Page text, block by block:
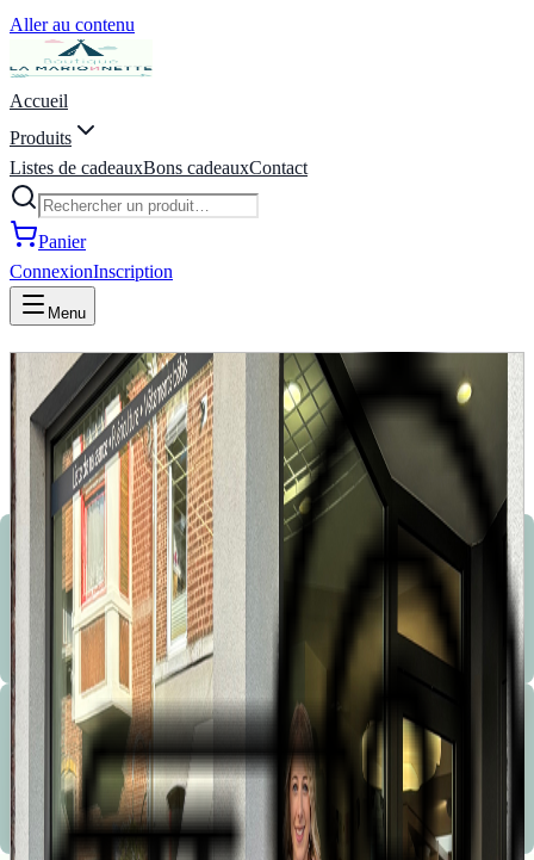
Aller au contenu
Accueil
Produits
Listes de cadeauxBons cadeauxContact
Panier
ConnexionInscription
Menu
La Marionnette - Puériculture,
Vêtements, Jeux, Listes de
naissance
Bienvenue à la Marionnette !
Les conseils avisés, la sympathie, le service, la disponibilité, le service après vente et le choix sont les
mots d’ordre de notre boutique.
Bienvenue à la Marionnette !
Les conseils avisés, la sympathie, le service, la disponibilité, le service après vente et le choix sont les
mots d’ordre de notre boutique.